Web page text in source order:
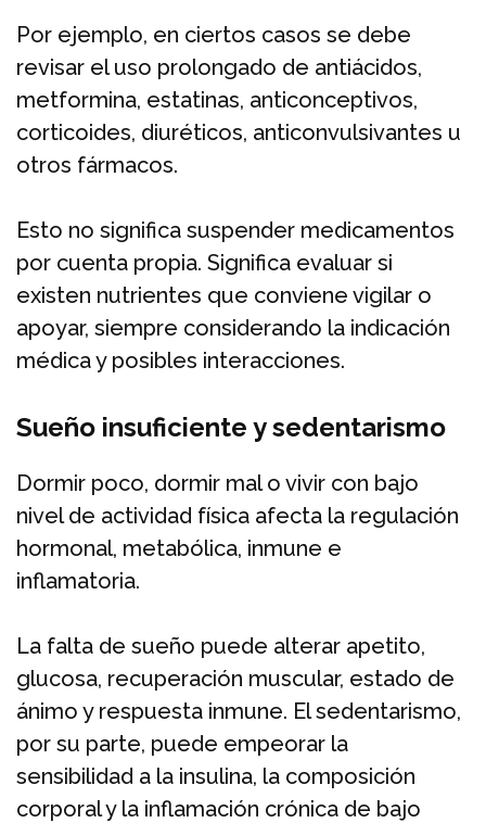
Por ejemplo, en ciertos casos se debe
revisar el uso prolongado de antiácidos,
metformina, estatinas, anticonceptivos,
corticoides, diuréticos, anticonvulsivantes u
otros fármacos.
Esto no significa suspender medicamentos
por cuenta propia. Significa evaluar si
existen nutrientes que conviene vigilar o
apoyar, siempre considerando la indicación
médica y posibles interacciones.
Sueño insuficiente y sedentarismo
Dormir poco, dormir mal o vivir con bajo
nivel de actividad física afecta la regulación
hormonal, metabólica, inmune e
inflamatoria.
La falta de sueño puede alterar apetito,
glucosa, recuperación muscular, estado de
ánimo y respuesta inmune. El sedentarismo,
por su parte, puede empeorar la
sensibilidad a la insulina, la composición
corporal y la inflamación crónica de bajo